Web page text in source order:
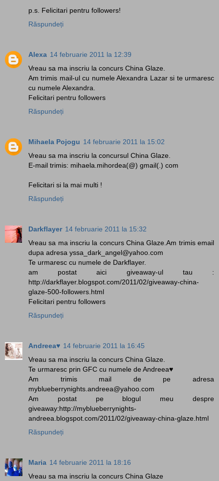
p.s. Felicitari pentru followers!
Răspundeți
Alexa 14 februarie 2011 la 12:39
Vreau sa ma inscriu la concurs China Glaze.
Am trimis mail-ul cu numele Alexandra Lazar si te urmaresc
cu numele Alexandra.
Felicitari pentru followers
Răspundeți
Mihaela Pojogu 14 februarie 2011 la 15:02
Vreau sa ma inscriu la concursul China Glaze.
E-mail trimis: mihaela.mihordea(@) gmail(.) com
Felicitari si la mai multi !
Răspundeți
Darkflayer 14 februarie 2011 la 15:32
Vreau sa ma inscriu la concurs China Glaze.Am trimis email
dupa adresa yssa_dark_angel@yahoo.com
Te urmaresc cu numele de Darkflayer.
am postat aici giveaway-ul tau :
http://darkflayer.blogspot.com/2011/02/giveaway-china-
glaze-500-followers.html
Felicitari pentru followers
Răspundeți
Andreea♥ 14 februarie 2011 la 16:45
Vreau sa ma inscriu la concurs China Glaze.
Te urmaresc prin GFC cu numele de Andreea♥
Am trimis mail de pe adresa
myblueberrynights.andreea@yahoo.com
Am postat pe blogul meu despre
giveaway:http://myblueberrynights-
andreea.blogspot.com/2011/02/giveaway-china-glaze.html
Răspundeți
Maria 14 februarie 2011 la 18:16
Vreau sa ma inscriu la concurs China Glaze